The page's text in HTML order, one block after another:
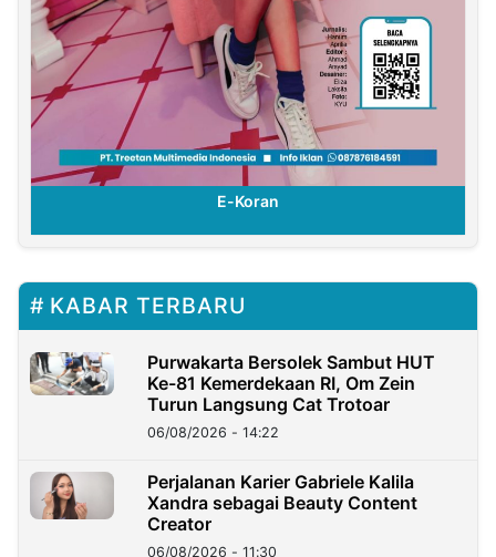
E-Koran
KABAR TERBARU
Purwakarta Bersolek Sambut HUT
Ke-81 Kemerdekaan RI, Om Zein
Turun Langsung Cat Trotoar
06/08/2026 - 14:22
Perjalanan Karier Gabriele Kalila
Xandra sebagai Beauty Content
Creator
06/08/2026 - 11:30